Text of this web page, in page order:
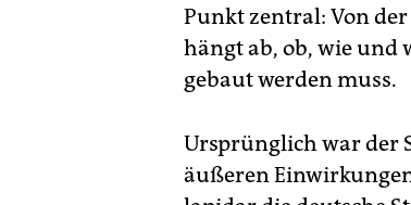
Punkt zentral: Von
hängt ab, ob, wie und
gebaut werden muss.
Ursprünglich war der
äußeren